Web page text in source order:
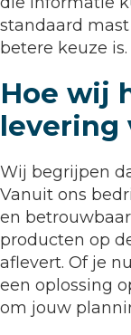
standaard
betere keuze is.
Hoe wij
levering
Wij begrijpen
Vanuit ons
en
producten op
aflevert. Of je
een oplossing
om jouw